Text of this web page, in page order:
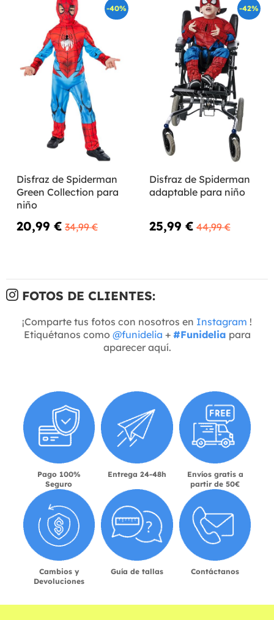
-40%
Disfraz de Spiderman
Green Collection para
niño
20,99 € 34,99 €
-42%
Disfraz de Spiderman
adaptable para niño
25,99 € 44,99 €
FOTOS DE CLIENTES:
¡Comparte tus fotos con nosotros en Instagram !
Etiquétanos como @funidelia + #Funidelia para
aparecer aquí.
Pago 100%
Seguro
Entrega 24-48h
Envíos gratis a
partir de 50€
Cambios y
Devoluciones
Guía de tallas Contáctanos